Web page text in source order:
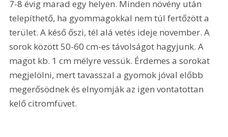
7-8 évig marad egy helyen. Minden növény után
telepíthető, ha gyommagokkal nem túl fertőzött a
terület. A késő őszi, tél alá vetés ideje november. A
sorok között 50-60 cm-es távolságot hagyjunk. A
magot kb. 1 cm mélyre vessük. Érdemes a sorokat
megjelölni, mert tavasszal a gyomok jóval előbb
megerősödnek és elnyomják az igen vontatottan
kelő citromfüvet.